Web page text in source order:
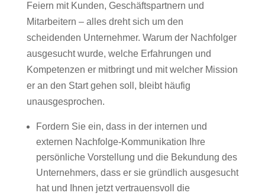
Feiern mit Kunden, Geschäftspartnern und
Mitarbeitern – alles dreht sich um den
scheidenden Unternehmer. Warum der Nachfolger
ausgesucht wurde, welche Erfahrungen und
Kompetenzen er mitbringt und mit welcher Mission
er an den Start gehen soll, bleibt häufig
unausgesprochen.
Fordern Sie ein, dass in der internen und
externen Nachfolge-Kommunikation Ihre
persönliche Vorstellung und die Bekundung des
Unternehmers, dass er sie gründlich ausgesucht
hat und Ihnen jetzt vertrauensvoll die